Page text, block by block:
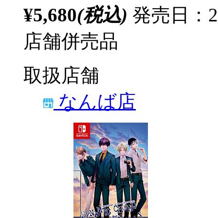
¥5,680(税込) 発売日：
店舗併売品
取扱店舗
なんば店